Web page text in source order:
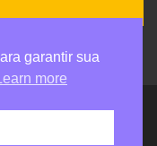
- Todos os direitos
garantir sua
Learn more